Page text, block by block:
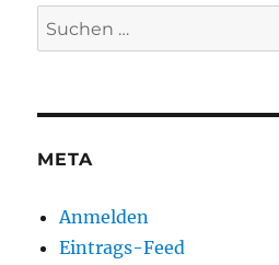
Suchen
nach:
META
Anmelden
Eintrags-Feed